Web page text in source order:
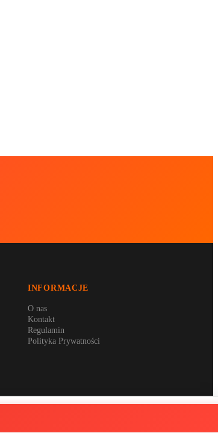
INFORMACJE
O nas
Kontakt
Regulamin
Polityka Prywatności